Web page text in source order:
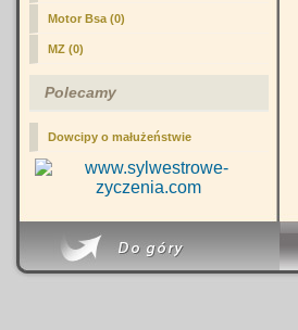
Motor Bsa (0)
MZ (0)
Polecamy
Dowcipy o małużeństwie